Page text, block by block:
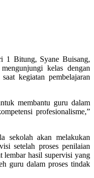
1 Bitung, Syane Buisang,
kelas dengan
kegiatan pembelajaran
membantu guru dalam
profesionalisme,”
sekolah akan melakukan
setelah proses penilaian
lembar hasil supervisi yang
guru dalam proses tindak